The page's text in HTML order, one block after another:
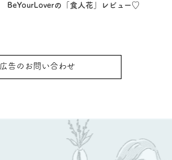
BeYourLoverの「食人花」レビュー♡
広告のお問い合わせ